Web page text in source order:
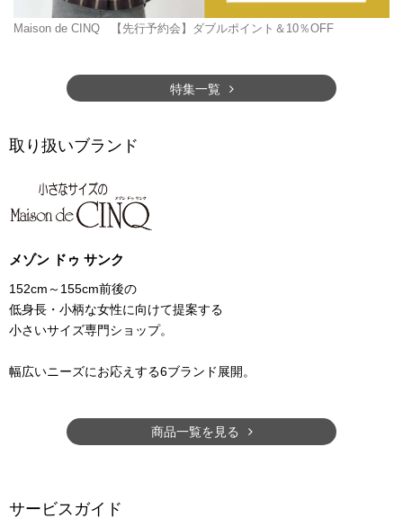
Maison de CINQ 【先行予約会】ダブルポイント＆10％OFF
特集一覧
取り扱いブランド
メゾン ドゥ サンク
152cm～155cm前後の
低身長・小柄な女性に向けて提案する
小さいサイズ専門ショップ。
幅広いニーズにお応えする6ブランド展開。
商品一覧を見る
サービスガイド